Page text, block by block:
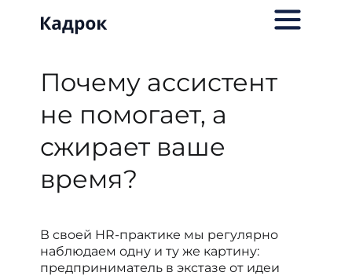
Почему ассистент
не помогает, а
сжирает ваше
время?
В своей HR-практике мы регулярно
наблюдаем одну и ту же картину:
предприниматель в экстазе от идеи